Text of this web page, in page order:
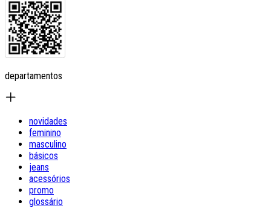
departamentos
novidades
feminino
masculino
básicos
jeans
acessórios
promo
glossário